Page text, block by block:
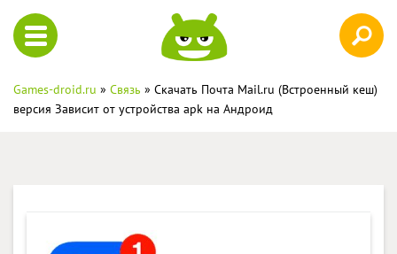
Games-droid.ru » Связь » Скачать Почта Mail.ru (Встроенный кеш)
версия Зависит от устройства apk на Андроид